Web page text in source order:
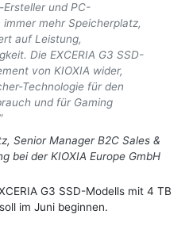
und PC-
mehr Speicherplatz,
auf Leistung,
Die EXCERIA G3 SSD-
von KIOXIA wider,
Technologie für den
und für Gaming
Senior Manager B2C Sales &
bei der KIOXIA Europe GmbH
G3 SSD-Modells mit 4 TB
im Juni beginnen.